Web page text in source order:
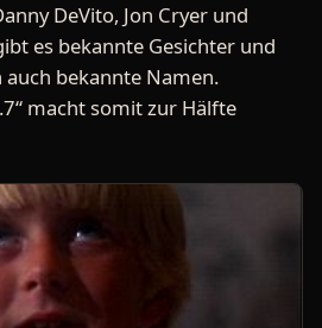
DeVito, Jon Cryer und
es bekannte Gesichter und
auch bekannte Namen.
macht somit zur Hälfte